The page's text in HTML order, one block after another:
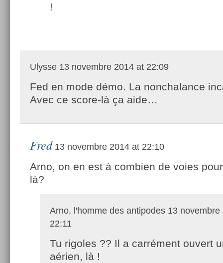
!
Ulysse 13 novembre 2014 at 22:09
Fed en mode démo. La nonchalance
Avec ce score-là ça aide…
Fred 13 novembre 2014 at 22:10
Arno, on en est à combien de voies
là?
Arno, l'homme des antipodes 13 novembre
22:11
Tu rigoles ?? Il a carrément ouvert
aérien, là !